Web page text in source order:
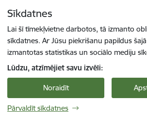
Sīkdatnes
Lai šī tīmekļvietne darbotos, tā izmanto
sīkdatnes. Ar Jūsu piekrišanu papildus
izmantotas statistikas un sociālo mediju
Lūdzu, atzīmējiet savu izvēli:
Noraidīt
Pārvaldīt sīkdatnes